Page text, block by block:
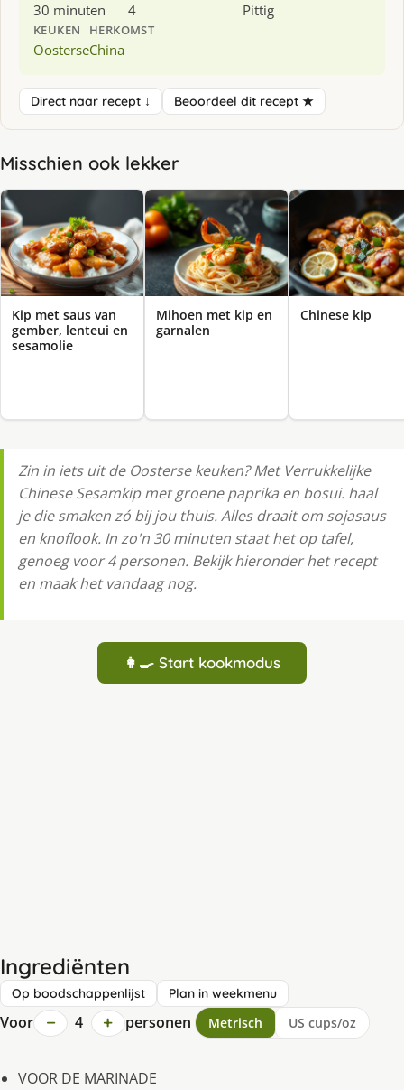
30 minuten 4 Pittig
KEUKEN
Oosterse
HERKOMST
China
Direct naar recept ↓ Beoordeel dit recept ★
Misschien ook lekker
Kip met saus van
gember, lenteui en
sesamolie
Mihoen met kip en
garnalen
Chinese kip
Zin in iets uit de Oosterse keuken? Met Verrukkelijke
Chinese Sesamkip met groene paprika en bosui. haal
je die smaken zó bij jou thuis. Alles draait om sojasaus
en knoflook. In zo'n 30 minuten staat het op tafel,
genoeg voor 4 personen. Bekijk hieronder het recept
en maak het vandaag nog.
👩‍🍳 Start kookmodus
Ingrediënten
Op boodschappenlijst Plan in weekmenu
Voor − 4 + personen Metrisch US cups/oz
VOOR DE MARINADE